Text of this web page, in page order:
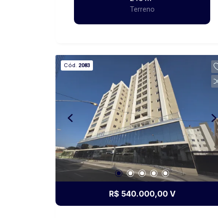
crescimento, com fácil acesso e ótima
para mais informações.
Terreno
Cód. 2083
R$ 540.000,00 V